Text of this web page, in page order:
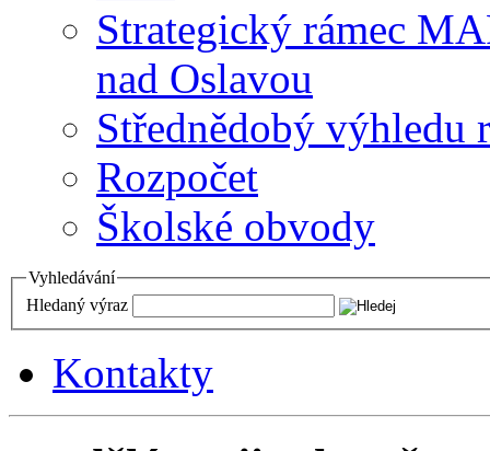
Strategický rámec
nad Oslavou
Střednědobý výhledu
Rozpočet
Školské obvody
Vyhledávání
Hledaný výraz
Kontakty